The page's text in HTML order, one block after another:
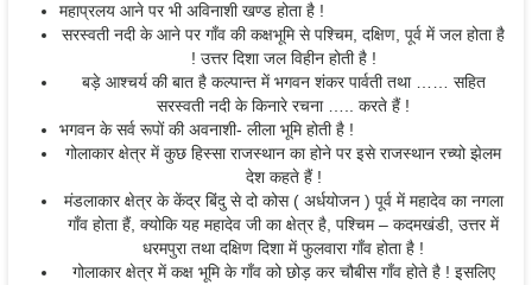
महाप्रलय आने पर भी अविनाशी खण्ड होता है !
सरस्वती नदी के आने पर गाँव की कक्षभूमि से पश्चिम, दक्षिण, पूर्व में जल होता है
! उत्तर दिशा जल विहीन होती है !
बड़े आश्चर्य की बात है कल्पान्त में भगवन शंकर पार्वती तथा …… सहित
सरस्वती नदी के किनारे रचना ….. करते हैं !
भगवन के सर्व रूपों की अवनाशी- लीला भूमि होती है !
गोलाकार क्षेत्र में कुछ हिस्सा राजस्थान का होने पर इसे राजस्थान रच्यो झेलम
देश कहते हैं !
मंडलाकार क्षेत्र के केंद्र बिंदु से दो कोस ( अर्धयोजन ) पूर्व में महादेव का नगला
गाँव होता हैं, क्योकि यह महादेव जी का क्षेत्र है, पश्चिम – कदमखंडी, उत्तर में
धरमपुरा तथा दक्षिण दिशा में फुलवारा गाँव होता है !
गोलाकार क्षेत्र में कक्ष भूमि के गाँव को छोड़ कर चौबीस गाँव होते है ! इसलिए